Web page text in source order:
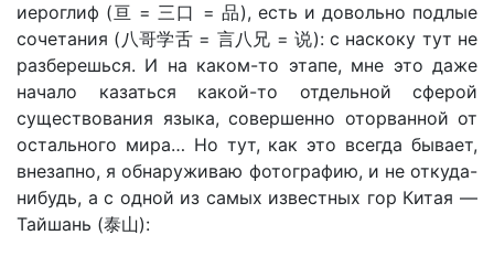
иероглиф (亘 = 三口 = 品), есть и довольно подлые
сочетания (八哥学舌 = 言八兄 = 说): с наскоку тут не
разберешься. И на каком-то этапе, мне это даже
начало казаться какой-то отдельной сферой
существования языка, совершенно оторванной от
остального мира… Но тут, как это всегда бывает,
внезапно, я обнаруживаю фотографию, и не откуда-
нибудь, а с одной из самых известных гор Китая —
Тайшань (泰山):